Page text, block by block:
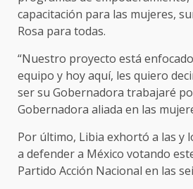
capacitación para las mujeres,
Rosa para todas.
“Nuestro proyecto está
equipo y hoy aquí, les quiero
ser su Gobernadora trabajaré
Gobernadora aliada en las
Por último, Libia exhortó a las y
a defender a México votando
Partido Acción Nacional en las